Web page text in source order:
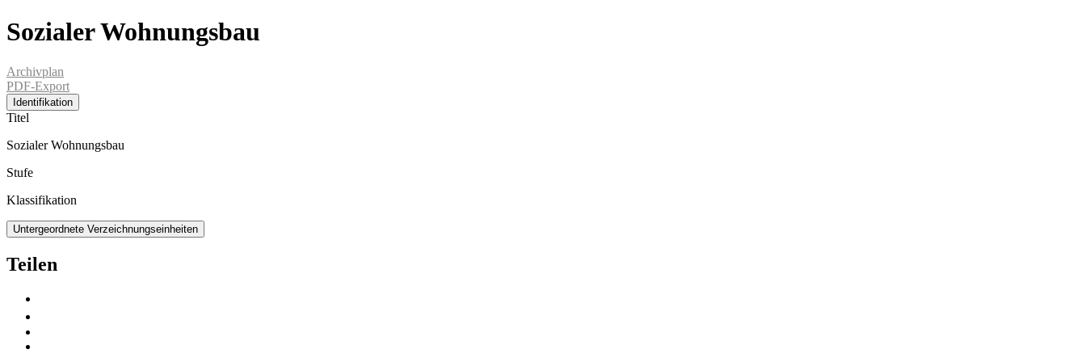
Sozialer Wohnungsbau
Archivplan
PDF-Export
Identifikation
Titel
Sozialer Wohnungsbau
Stufe
Klassifikation
Untergeordnete Verzeichnungseinheiten
Teilen